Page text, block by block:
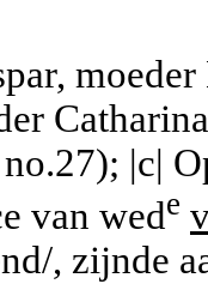
|c|
van wede
, zijnde